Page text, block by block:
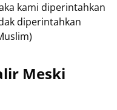
kami diperintahkan
diperintahkan
Meski